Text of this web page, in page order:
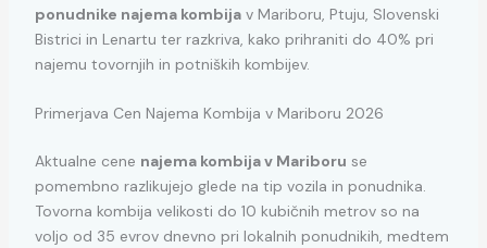
ponudnike najema kombijav Mariboru, Ptuju, Slovenski
Bistrici in Lenartu ter razkriva, kako prihraniti do 40% pri
najemu tovornjih in potniških kombijev.
Primerjava Cen Najema Kombija v Mariboru 2026
Aktualne cene najema kombija v Mariboru se
pomembno razlikujejo glede na tip vozila in ponudnika.
Tovorna kombija velikosti do 10 kubičnih metrov so na
voljo od 35 evrov dnevno pri lokalnih ponudnikih, medtem